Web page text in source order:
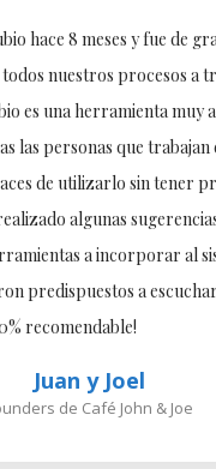
Juan y Joel
de Café John & Joe
hace 8 meses y fue de
nuestros procesos a
es una herramienta muy
las personas que trabajan
de utilizarlo sin tener
algunas
a incorporar al
predispuestos a
recomendable!